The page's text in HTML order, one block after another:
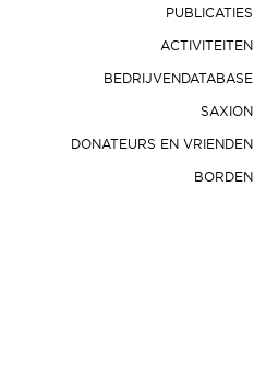
PUBLICATIES
ACTIVITEITEN
BEDRIJVENDATABASE
SAXION
DONATEURS EN VRIENDEN
BORDEN